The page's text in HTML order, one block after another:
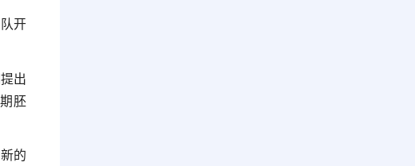
开
出
胚
的